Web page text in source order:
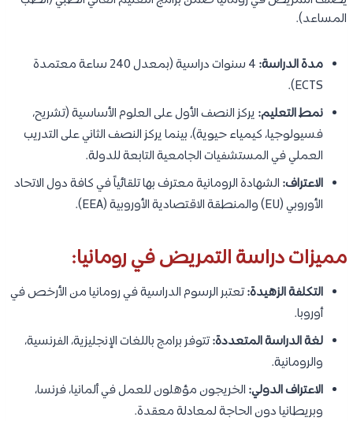
المساعد).
مدة الدراسة:
4 سنوات دراسية (بمعدل 240 ساعة معتمدة
ECTS).
نمط التعليم: يركز النصف الأول على العلوم الأساسية (تشريح،
فسيولوجيا، كيمياء حيوية)، بينما يركز النصف الثاني على التدريب
العملي في المستشفيات الجامعية التابعة للدولة.
الاعتراف: الشهادة الرومانية معترف بها تلقائياً في كافة دول الاتحاد
الأوروبي (EU) والمنطقة الاقتصادية الأوروبية (EEA).
مميزات دراسة التمريض في رومانيا:
التكلفة الزهيدة:تعتبر الرسوم الدراسية في رومانيا من الأرخص في
أوروبا.
لغة الدراسة المتعددة:تتوفر برامج باللغات الإنجليزية، الفرنسية،
والرومانية.
الاعتراف الدولي: الخريجون مؤهلون للعمل في ألمانيا، فرنسا،
وبريطانيا دون الحاجة لمعادلة معقدة.